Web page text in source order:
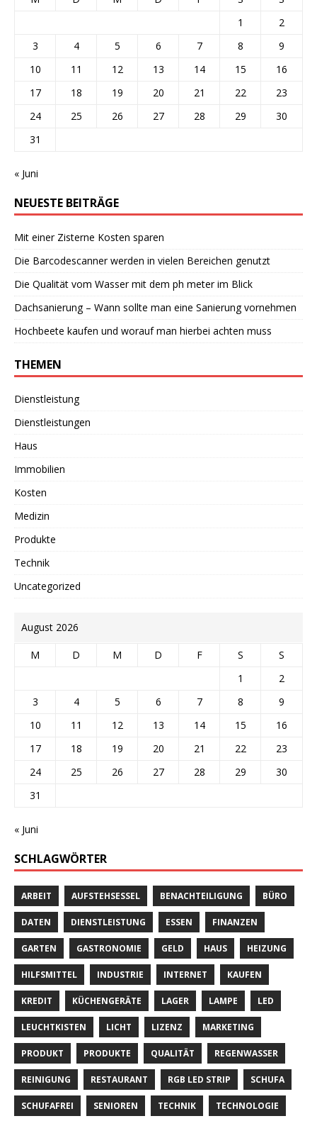
1
2
3
4 5 6 7 8
9
10
11 12 13 14 15
16
17
18 19 20 21 22
23
24
25 26 27 28 29
30
31
« Juni
NEUESTE BEITRÄGE
Mit einer Zisterne Kosten sparen
Die Barcodescanner werden in vielen Bereichen genutzt
Die Qualität vom Wasser mit dem ph meter im Blick
Dachsanierung – Wann sollte man eine Sanierung vornehmen
Hochbeete kaufen und worauf man hierbei achten muss
THEMEN
Dienstleistung
Dienstleistungen
Haus
Immobilien
Kosten
Medizin
Produkte
Technik
Uncategorized
August 2026
M D M D F S
S
1
2
3
4 5 6 7 8
9
10
11 12 13 14 15
16
17
18 19 20 21 22
23
24
25 26 27 28 29
30
31
« Juni
SCHLAGWÖRTER
ARBEIT AUFSTEHSESSEL BENACHTEILIGUNG BÜRO
DATEN DIENSTLEISTUNG ESSEN FINANZEN
GARTEN GASTRONOMIE GELD HAUS HEIZUNG
HILFSMITTEL INDUSTRIE INTERNET KAUFEN
KREDIT KÜCHENGERÄTE LAGER LAMPE LED
LEUCHTKISTEN LICHT LIZENZ MARKETING
PRODUKT PRODUKTE QUALITÄT REGENWASSER
REINIGUNG RESTAURANT RGB LED STRIP SCHUFA
SCHUFAFREI SENIOREN TECHNIK TECHNOLOGIE